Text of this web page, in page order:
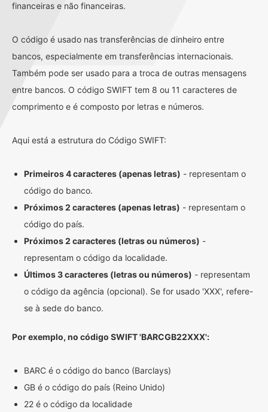
financeiras e não financeiras.
O código é usado nas transferências de dinheiro entre
bancos, especialmente em transferências internacionais.
Também pode ser usado para a troca de outras mensagens
entre bancos. O código SWIFT tem 8 ou 11 caracteres de
comprimento e é composto por letras e números.
Aqui está a estrutura do Código SWIFT:
Primeiros 4 caracteres (apenas letras) - representam o
código do banco.
Próximos 2 caracteres (apenas letras) - representam o
código do país.
Próximos 2 caracteres (letras ou números) -
representam o código da localidade.
Últimos 3 caracteres (letras ou números) - representam
o código da agência (opcional). Se for usado 'XXX', refere-
se à sede do banco.
Por exemplo, no código SWIFT 'BARCGB22XXX':
BARC é o código do banco (Barclays)
GB é o código do país (Reino Unido)
22 é o código da localidade